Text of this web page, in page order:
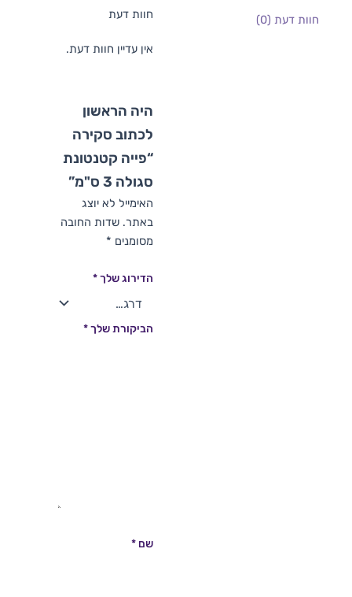
חוות דעת (0) חוות דעת
אין עדיין חוות דעת.
היה הראשון
לכתוב סקירה
“פייה קטנטונת
סגולה 3 ס"מ”
האימייל לא יוצג
באתר. שדות החובה
מסומנים *
הדירוג שלך*
הביקורת שלך*
שם *